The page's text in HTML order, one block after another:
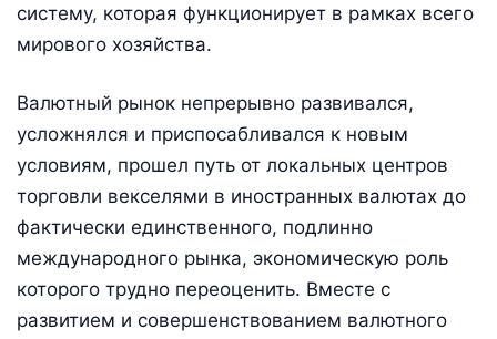
систему, которая функционирует в рамках всего
мирового хозяйства.
Валютный рынок непрерывно развивался,
усложнялся и приспосабливался к новым
условиям, прошел путь от локальных центров
торговли векселями в иностранных валютах до
фактически единственного, подлинно
международного рынка, экономическую роль
которого трудно переоценить. Вместе с
развитием и совершенствованием валютного